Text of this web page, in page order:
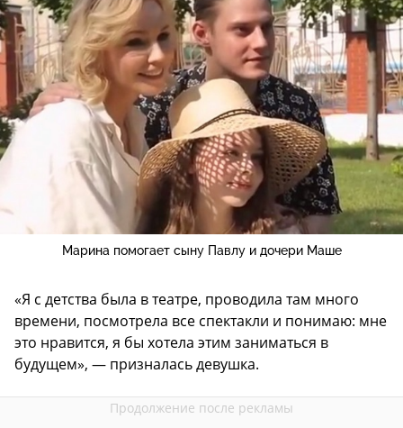
Марина помогает сыну Павлу и дочери Маше
«Я с детства была в театре, проводила там много
времени, посмотрела все спектакли и понимаю: мне
это нравится, я бы хотела этим заниматься в
будущем», — призналась девушка.